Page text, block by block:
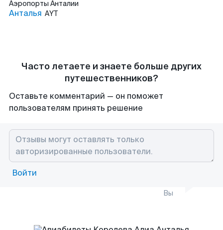
Аэропорты Анталии
Анталья AYT
Часто летаете и знаете больше других
путешественников?
Оставьте комментарий — он поможет
пользователям принять решение
Войти
Вы